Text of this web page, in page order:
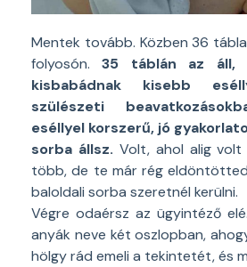
Mentek tovább. Közben 36
folyosón.35 táblán az áll,
kisbabádnak kisebb
szülészeti
eséllyel korszerű, jó
sorba állsz. Volt, ahol alig volt
több, de te már rég
baloldali sorba szeretnél kerülni.
Végre odaérsz az ügyintéző
anyák neve két oszlopban,
hölgy rád emeli a tekintetét, és